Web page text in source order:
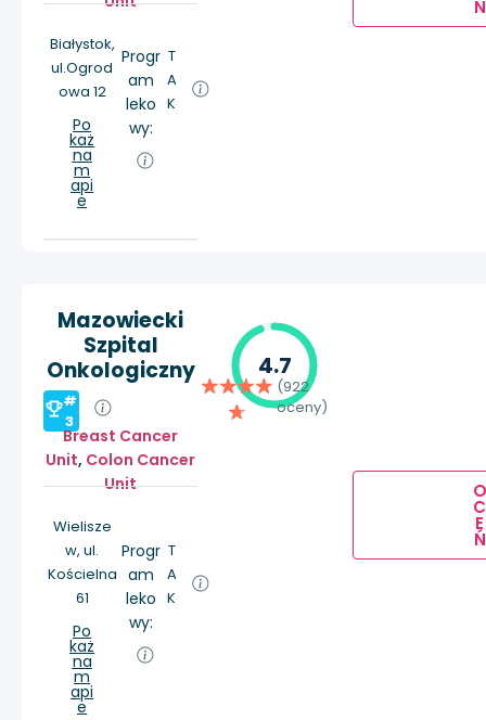
Białystok,
ul.Ogrod
owa 12
Po
każ
na
m
api
e
Progr
am
leko
wy:
T
A
K
Ń
Mazowiecki
Szpital
Onkologiczny
#
3
Breast Cancer
Unit, Colon Cancer
Unit
Wielisze
w, ul.
Kościelna
61
Po
każ
na
m
api
e
Progr
am
leko
wy:
T
A
K
4.7
(922
oceny)
O
C
E
Ń